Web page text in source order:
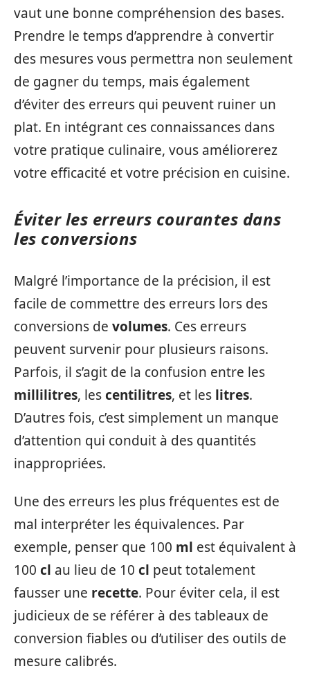
vaut une bonne compréhension des bases.
Prendre le temps d’apprendre à convertir
des mesures vous permettra non seulement
de gagner du temps, mais également
d’éviter des erreurs qui peuvent ruiner un
plat. En intégrant ces connaissances dans
votre pratique culinaire, vous améliorerez
votre efficacité et votre précision en cuisine.
Éviter les erreurs courantes dans
les conversions
Malgré l’importance de la précision, il est
facile de commettre des erreurs lors des
conversions de volumes. Ces erreurs
peuvent survenir pour plusieurs raisons.
Parfois, il s’agit de la confusion entre les
millilitres, lescentilitres, et les litres.
D’autres fois, c’est simplement un manque
d’attention qui conduit à des quantités
inappropriées.
Une des erreurs les plus fréquentes est de
mal interpréter les équivalences. Par
exemple, penser que 100 ml est équivalent à
100 cl au lieu de 10 cl peut totalement
fausser une recette. Pour éviter cela, il est
judicieux de se référer à des tableaux de
conversion fiables ou d’utiliser des outils de
mesure calibrés.